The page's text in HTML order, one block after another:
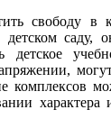
свободу в
саду,
детское
комплексов